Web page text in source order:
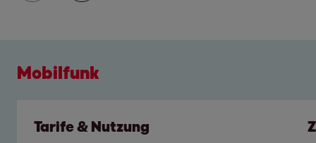
Mobilfunk
Tarife & Nutzung